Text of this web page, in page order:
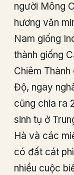
người Mông
hương văn
Nam giống
thành giống
Chiêm
Độ, ngay
cũng chia ra
sinh tụ ở
Hà và các
có đất cát
nhiều cuộc